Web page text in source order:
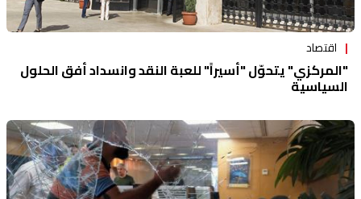
اقتصاد
"المركزي" يتحوّل "أسيراً" للعبة النقد وانسداد أفق الحلول
السياسية